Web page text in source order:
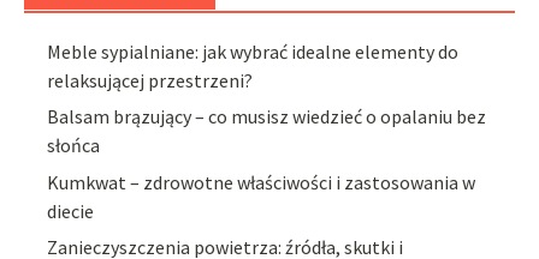
Meble sypialniane: jak wybrać idealne elementy do
relaksującej przestrzeni?
Balsam brązujący – co musisz wiedzieć o opalaniu bez
słońca
Kumkwat – zdrowotne właściwości i zastosowania w
diecie
Zanieczyszczenia powietrza: źródła, skutki i